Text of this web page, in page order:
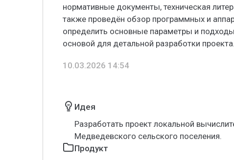
нормативные документы, техническая
также проведён обзор программных и
определить основные параметры и
основой для детальной разработки проекта.
10.03.2026 14:54
Идея
Разработать проект локальной
Медведевского сельского поселения.
Продукт